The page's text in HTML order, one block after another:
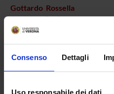
Consenso Dettagli
Uso responsabile dei dati
Gottardo Rossella
Associate Professor